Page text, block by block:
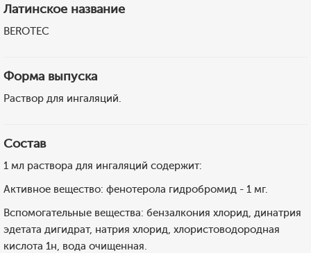
Латинское название
BEROTEC
Форма выпуска
Раствор для ингаляций.
Состав
1 мл раствора для ингаляций содержит:
Активное вещество: фенотерола гидробромид - 1 мг.
Вспомогательные вещества: бензалкония хлорид, динатрия
эдетата дигидрат, натрия хлорид, хлористоводородная
кислота 1н, вода очищенная.